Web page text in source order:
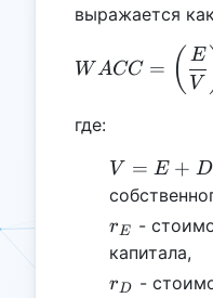
выражается
WACC = ( V
E
где:
V
=
E
+
D
V = E + D
r_E
rE
-
капитала,
r_D
rD -